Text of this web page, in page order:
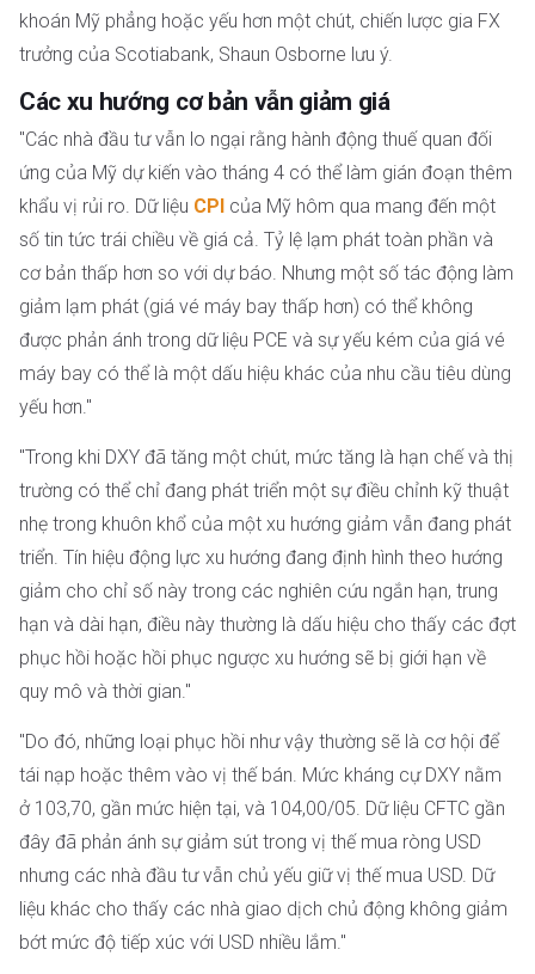
khoán Mỹ phẳng hoặc yếu hơn một chút, chiến lược gia FX
trưởng của Scotiabank, Shaun Osborne lưu ý.
Các xu hướng cơ bản vẫn giảm giá
"Các nhà đầu tư vẫn lo ngại rằng hành động thuế quan đối
ứng của Mỹ dự kiến vào tháng 4 có thể làm gián đoạn thêm
khẩu vị rủi ro. Dữ liệu CPI của Mỹ hôm qua mang đến một
số tin tức trái chiều về giá cả. Tỷ lệ lạm phát toàn phần và
cơ bản thấp hơn so với dự báo. Nhưng một số tác động làm
giảm lạm phát (giá vé máy bay thấp hơn) có thể không
được phản ánh trong dữ liệu PCE và sự yếu kém của giá vé
máy bay có thể là một dấu hiệu khác của nhu cầu tiêu dùng
yếu hơn."
"Trong khi DXY đã tăng một chút, mức tăng là hạn chế và thị
trường có thể chỉ đang phát triển một sự điều chỉnh kỹ thuật
nhẹ trong khuôn khổ của một xu hướng giảm vẫn đang phát
triển. Tín hiệu động lực xu hướng đang định hình theo hướng
giảm cho chỉ số này trong các nghiên cứu ngắn hạn, trung
hạn và dài hạn, điều này thường là dấu hiệu cho thấy các đợt
phục hồi hoặc hồi phục ngược xu hướng sẽ bị giới hạn về
quy mô và thời gian."
"Do đó, những loại phục hồi như vậy thường sẽ là cơ hội để
tái nạp hoặc thêm vào vị thế bán. Mức kháng cự DXY nằm
ở 103,70, gần mức hiện tại, và 104,00/05. Dữ liệu CFTC gần
đây đã phản ánh sự giảm sút trong vị thế mua ròng USD
nhưng các nhà đầu tư vẫn chủ yếu giữ vị thế mua USD. Dữ
liệu khác cho thấy các nhà giao dịch chủ động không giảm
bớt mức độ tiếp xúc với USD nhiều lắm."